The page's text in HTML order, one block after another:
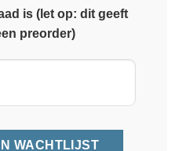
is (let op: dit geeft
preorder)